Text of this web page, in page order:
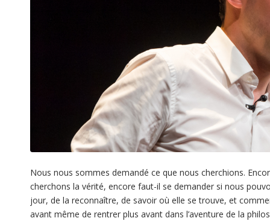
Nous nous sommes demandé ce que nous cherchions.
cherchons la vérité, encore faut-il se demander si nous
jour, de la reconnaître, de savoir où elle se trouve, et
avant même de rentrer plus avant dans l’aventure de la